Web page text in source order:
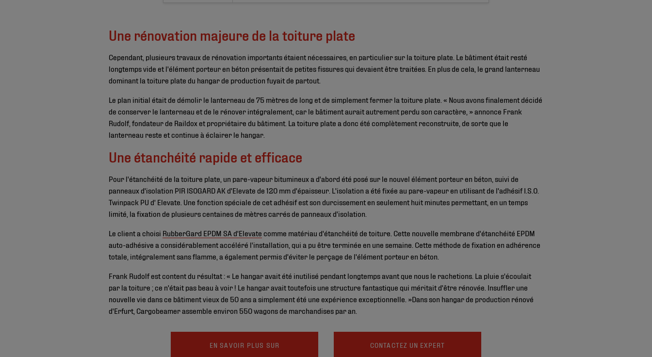
Une rénovation majeure de la toiture plate
Cependant, plusieurs travaux de rénovation importants étaient nécessaires, en particulier sur la toiture plate. Le bâtiment était resté
longtemps vide et l'élément porteur en béton présentait de petites fissures qui devaient être traitées. En plus de cela, le grand lanterneau
dominant la toiture plate du hangar de production fuyait de partout.
Le plan initial était de démolir le lanterneau de 75 mètres de long et de simplement fermer la toiture plate. « Nous avons finalement décidé
de conserver le lanterneau et de le rénover intégralement, car le bâtiment aurait autrement perdu son caractère, » annonce Frank
Rudolf, fondateur de Raildox et propriétaire du bâtiment. La toiture plate a donc été complètement reconstruite, de sorte que le
lanterneau reste et continue à éclairer le hangar.
Une étanchéité rapide et efficace
Pour l'étanchéité de la toiture plate, un pare-vapeur bitumineux a d'abord été posé sur le nouvel élément porteur en béton, suivi de
panneaux d'isolation PIR ISOGARD AK d'Elevate de 120 mm d'épaisseur. L'isolation a été fixée au pare-vapeur en utilisant de l'adhésif I.S.O.
Twinpack PU d' Elevate. Une fonction spéciale de cet adhésif est son durcissement en seulement huit minutes permettant, en un temps
limité, la fixation de plusieurs centaines de mètres carrés de panneaux d'isolation.
Le client a choisi RubberGard EPDM SA d'Elevate comme matériau d'étanchéité de toiture. Cette nouvelle membrane d'étanchéité EPDM
auto-adhésive a considérablement accéléré l'installation, qui a pu être terminée en une semaine. Cette méthode de fixation en adhérence
totale, intégralement sans flamme, a également permis d'éviter le perçage de l'élément porteur en béton.
Frank Rudolf est content du résultat : « Le hangar avait été inutilisé pendant longtemps avant que nous le rachetions. La pluie s'écoulait
par la toiture ; ce n'était pas beau à voir ! Le hangar avait toutefois une structure fantastique qui méritait d'être rénovée. Insuffler une
nouvelle vie dans ce bâtiment vieux de 50 ans a simplement été une expérience exceptionnelle. »Dans son hangar de production rénové
d'Erfurt, Cargobeamer assemble environ 550 wagons de marchandises par an.
EN SAVOIR PLUS SUR CONTACTEZ UN EXPERT